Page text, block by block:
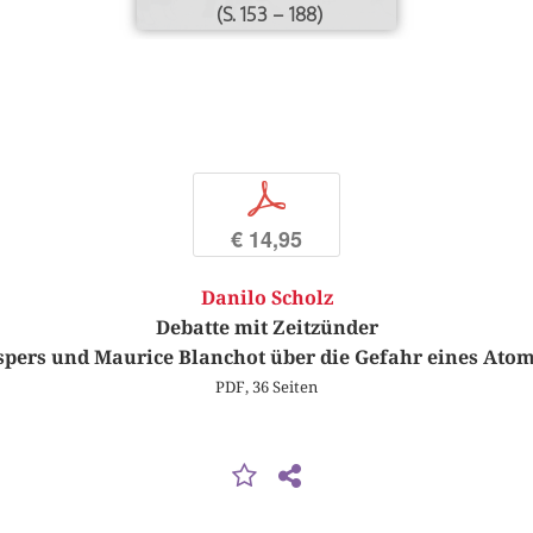
(S. 153 – 188)
p
€ 14,95
Danilo Scholz
Debatte mit Zeitzünder
und Maurice Blanchot über die Gefahr eines
PDF, 36 Seiten